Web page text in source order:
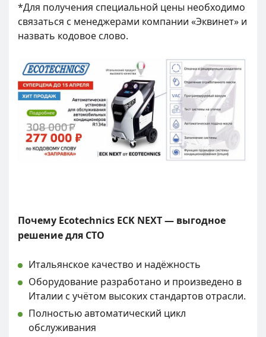
*Для получения специальной цены необходимо
связаться с менеджерами компании «Эквинет» и
назвать кодовое слово.
Почему Ecotechnics ECK NEXT — выгодное
решение для СТО
Итальянское качество и надёжность
Оборудование разработано и произведено в
Италии с учётом высоких стандартов отрасли.
Полностью автоматический цикл
обслуживания